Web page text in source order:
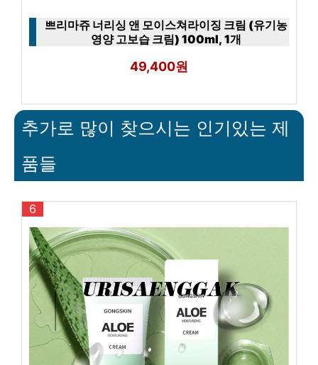
쁘리마쥬 너리싱 앤 모이스쳐라이징 크림 (유기농
영양 고보습 크림) 100ml, 1개
49,400원
추가로 많이 찾으시는 인기있는 제
품들
6